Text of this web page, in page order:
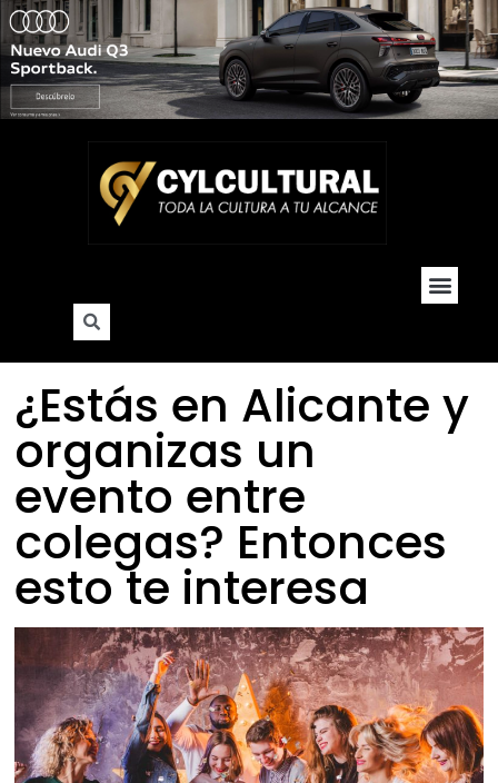
¿Estás en Alicante y
organizas un
evento entre
colegas? Entonces
esto te interesa